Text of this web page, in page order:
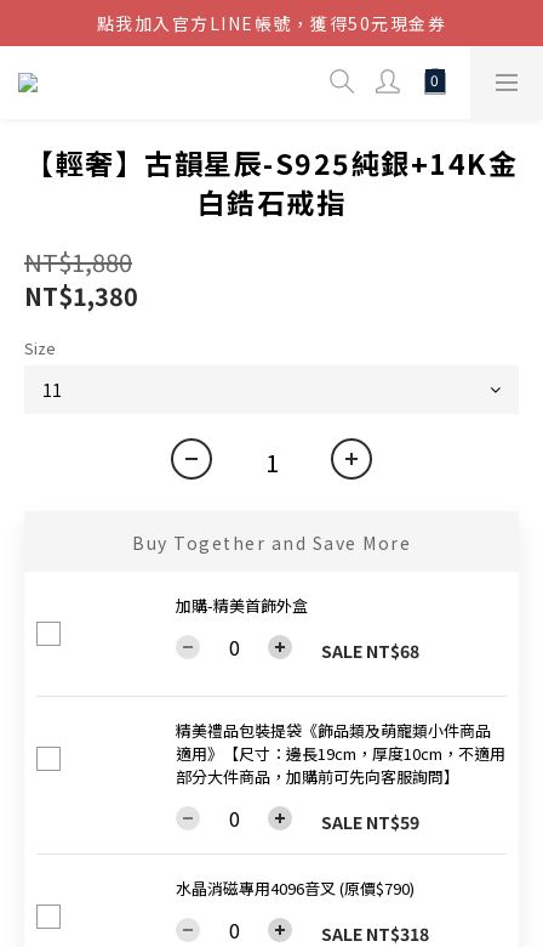
結帳金額滿$1080超取免運
點我加入官方LINE帳號，獲得50元現金券
結帳金額滿$1080超取免運
【輕奢】古韻星辰-S925純銀+14K金
白鋯石戒指
NT$1,880
NT$1,380
Size
Buy Together and Save More
加購-精美首飾外盒
SALE NT$68
精美禮品包裝提袋《飾品類及萌寵類小件商品
適用》【尺寸：邊長19cm，厚度10cm，不適用
部分大件商品，加購前可先向客服詢問】
SALE NT$59
水晶消磁專用4096音叉 (原價$790)
SALE NT$318